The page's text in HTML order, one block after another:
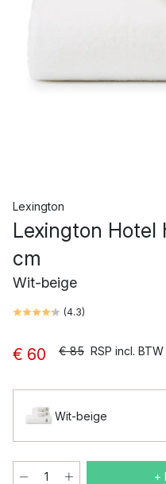
Lexington
Lexington Hotel
cm
Wit-beige
(4.3)
€ 60 € 85 RSP incl. BTW
Wit-beige
+